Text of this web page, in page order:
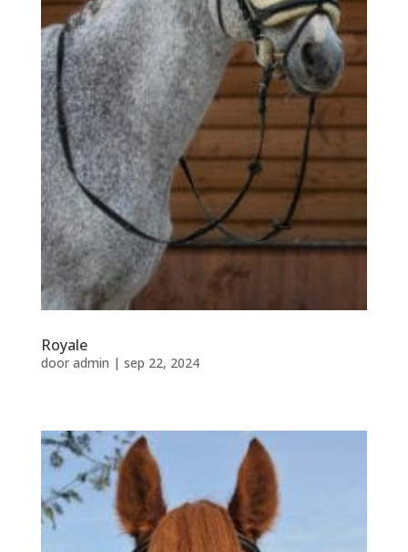
Royale
door admin | sep 22, 2024